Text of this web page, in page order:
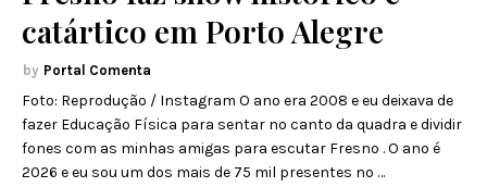
catártico em Porto Alegre
Portal Comenta
Foto: Reprodução / Instagram O ano era 2008 e eu deixava de
fazer Educação Física para sentar no canto da quadra e dividir
fones com as minhas amigas para escutar Fresno . O ano é
2026 e eu sou um dos mais de 75 mil presentes no …